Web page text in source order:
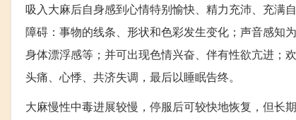
吸入大麻后自身感到心情特别愉快、精力充沛、充满
障碍：事物的线条、形状和色彩发生变化；声音感知
身体漂浮感等；并可出现色情兴奋、伴有性欲亢进；
头痛、心悸、共济失调，最后以睡眠告终。
大麻慢性中毒进展较慢，停服后可较快地恢复，但长